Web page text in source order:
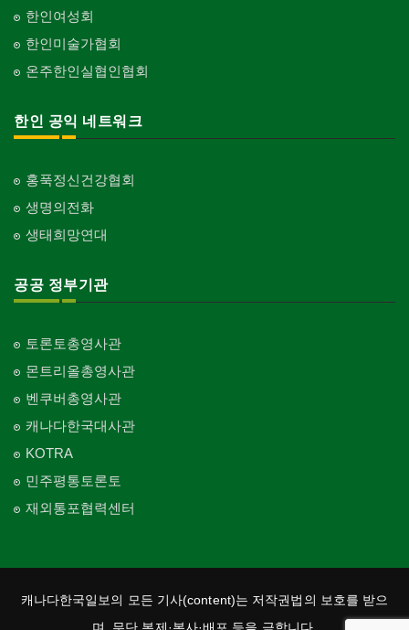
한인여성회
한인미술가협회
온주한인실협인협회
한인 공익 네트워크
홍푹정신건강협회
생명의전화
생태희망연대
공공 정부기관
토론토총영사관
몬트리올총영사관
벤쿠버총영사관
캐나다한국대사관
KOTRA
민주평통토론토
재외통포협력센터
캐나다한국일보의 모든 기사(content)는 저작권법의 보호를 받으
며, 무단 복제·복사·배포 등을 금합니다.